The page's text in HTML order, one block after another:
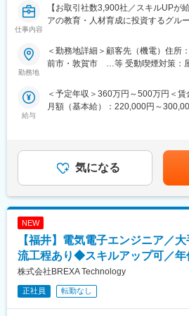
■スキルアップ支援体制：
・24時間365日好きな時間に技術系動
・スキルUPが給与UPにつながる／
位に応じて給与UP
■当社だからこそ実現できるエンジ
＜キャリアドック制度＞
同業他社では希望する仕事があって
いという事も転職理由の1つです。
当社では専任のキャリアアドバイザ
す。
エンジニアの遣り甲斐を大切にする
す。
＜FA制度＞
エンジニアの方を対象に社内でのキ
度です。
転職をする必要なく、社内での新し
仕事内容
【お取引社数3,900社／スキルUPが
アの教育・人材育成に投資するグル
福井県をはじめ、北陸エリアの企業
造オペレーター、自動車整備士、電
■業務詳細：
ける環境をご用意しております。ス
クトを決定するため、未経験の方も
【変更の範囲：会社の定める業務】
■魅力：
ィールドエンジニアや生産技術とし
多く在籍しています。
・若手メンバーが多く在籍、活躍を
未経験から弊社にご入社いただいてお
■スキルアップ支援体制：
勤務地
＜勤務地詳細＞顧客先（機電）住所
前市・敦賀市 …等 受動喫煙対策：
給与
＜予定年収＞360万円～500万円＜
月額（基本給）：220,000円～
5年目 年収440～460万円8年目
収1000万円超※金額はあくまでも目
安の金額であり、選考を通じて上下
(月額)は固定手当を含めた表記です。
気になる
NEW
【福井】電気電子エンジニア／
流工程あり◆スキルアップ可／
株式会社BREXA Technology
正社員 転勤なし